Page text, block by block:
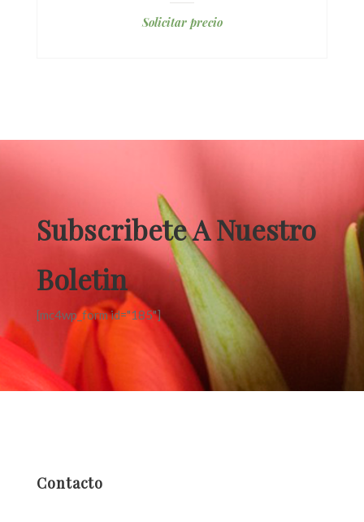
Solicitar precio
Subscribete A Nuestro
Boletin
[mc4wp_form id="185"]
Contacto